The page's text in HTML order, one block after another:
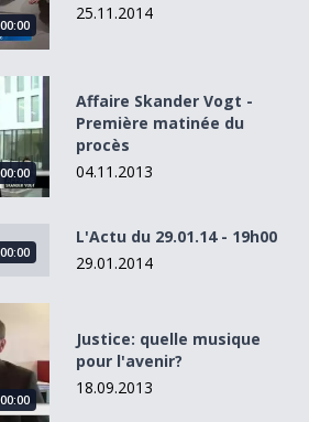
25.11.2014
- Première matinée du procès
Affaire Skander Vogt -
Première matinée du
procès
04.11.2013
- 19h00L'Actu du 29.01.14 - 19h00
29.01.2014
pour l&#039;avenir?
Justice: quelle musique
pour l'avenir?
18.09.2013